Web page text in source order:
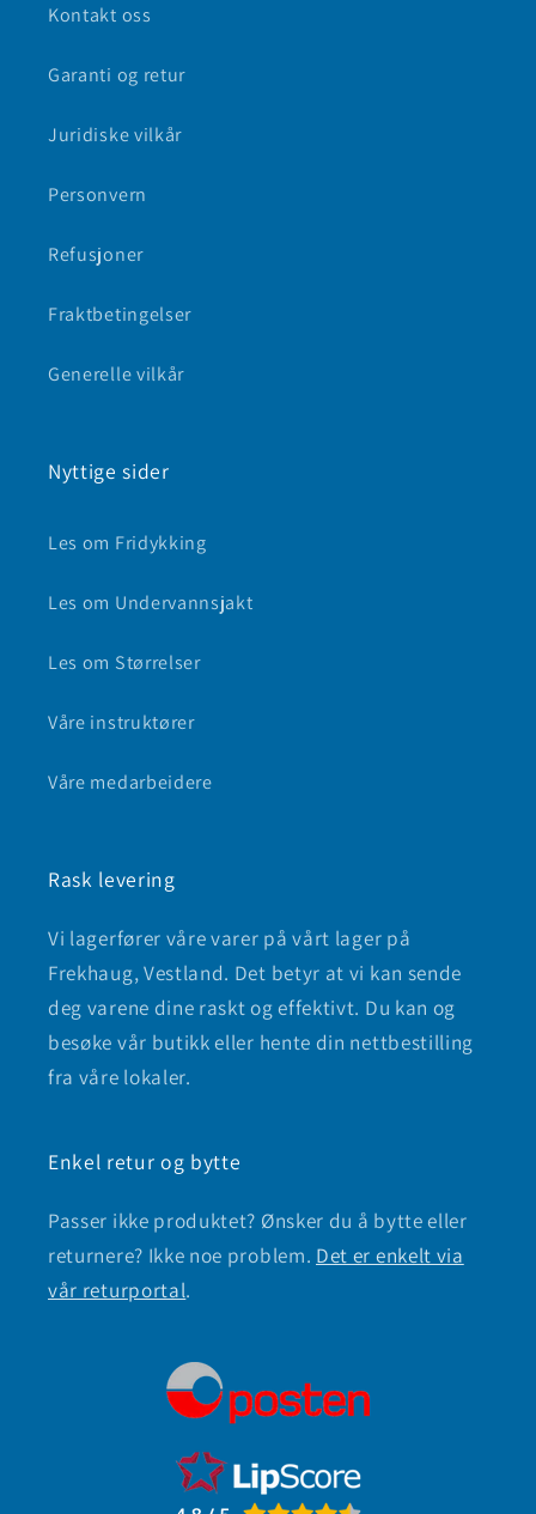
Kontakt oss
Garanti og retur
Juridiske vilkår
Personvern
Refusjoner
Fraktbetingelser
Generelle vilkår
Nyttige sider
Les om Fridykking
Les om Undervannsjakt
Les om Størrelser
Våre instruktører
Våre medarbeidere
Rask levering
Vi lagerfører våre varer på vårt lager på
Frekhaug, Vestland. Det betyr at vi kan sende
deg varene dine raskt og effektivt. Du kan og
besøke vår butikk eller hente din nettbestilling
fra våre lokaler.
Enkel retur og bytte
Passer ikke produktet? Ønsker du å bytte eller
returnere? Ikke noe problem. Det er enkelt via
vår returportal.